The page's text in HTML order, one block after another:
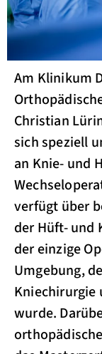
Am Klinikum
Christian
sich speziell
an Knie- und
verfügt über
der Hüft- und
der einzige
Umgebung,
Kniechirurgie
wurde.